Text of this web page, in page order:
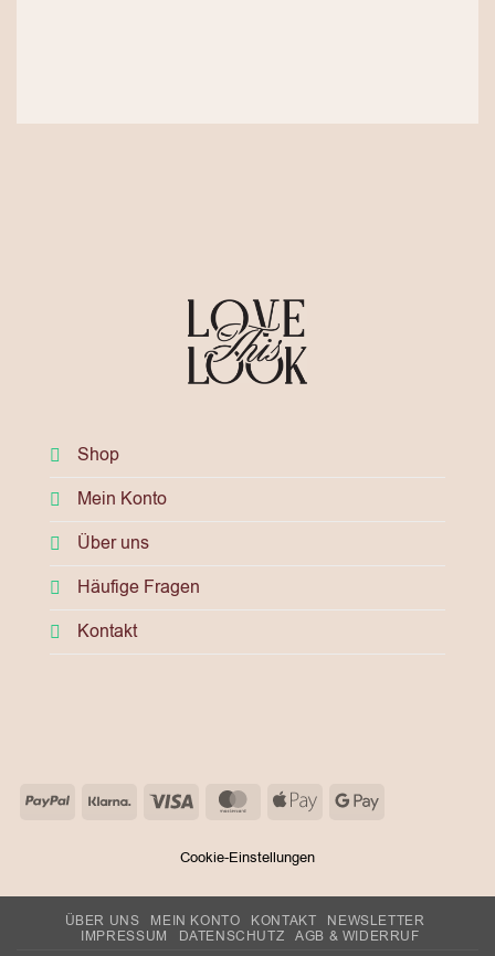
Shop
Mein Konto
Über uns
Häufige Fragen
Kontakt
PayPalKlarna Visa MasterCard
Apple
Google
Cookie-Einstellungen
ÜBER UNS MEIN KONTO KONTAKT
NEWSLETTER
IMPRESSUM
DATENSCHUTZ AGB & WIDERRUF